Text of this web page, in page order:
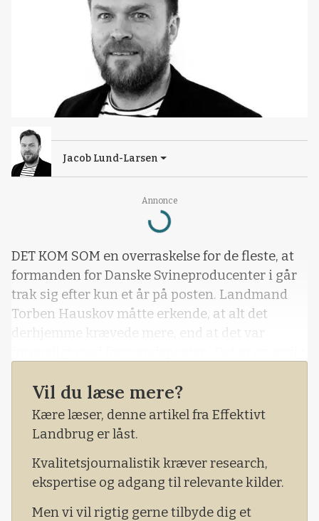
Annonce
Loading...
Jacob Lund-Larsen
DET KOM SOM en overraskelse for de fleste, at
formanden for Danske Svineproducenter i går
trak sig efter kun et år på posten. Landmand
Torben Hauskov måtte erkende, at alt det
derhjemme krævede mere, end at det var
fortsat. Og producenternes ve og vel vil man
kæmpe for med næb og kløer – uanset
formandens navn. Det blev understreget på for
Vil du læse mere?
Kære læser, denne artikel fra Effektivt
Landbrug er låst.
Kvalitetsjournalistik kræver research,
ekspertise og adgang til relevante kilder.
Men vi vil rigtig gerne tilbyde dig et